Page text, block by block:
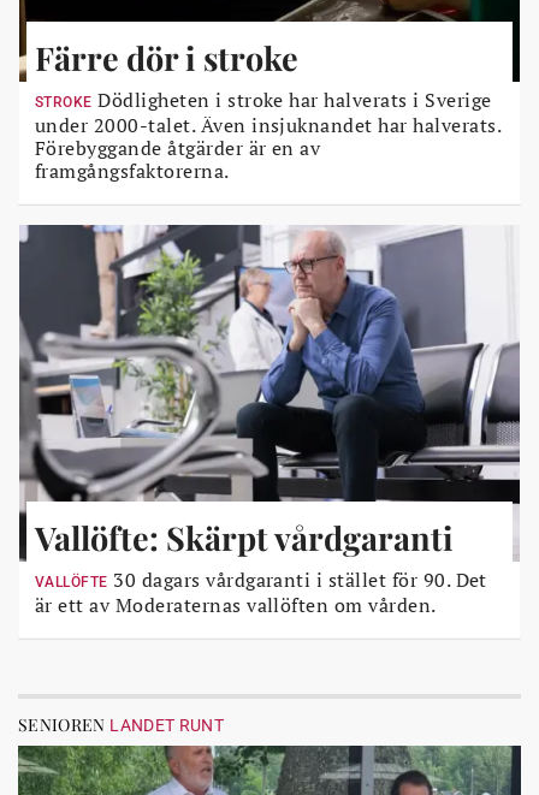
Färre dör i stroke
STROKE Dödligheten i stroke har halverats i Sverige
under 2000-talet. Även insjuknandet har halverats.
Förebyggande åtgärder är en av
framgångsfaktorerna.
Vallöfte: Skärpt vårdgaranti
VALLÖFTE 30 dagars vårdgaranti i stället för 90. Det
är ett av Moderaternas vallöften om vården.
SENIOREN LANDET RUNT